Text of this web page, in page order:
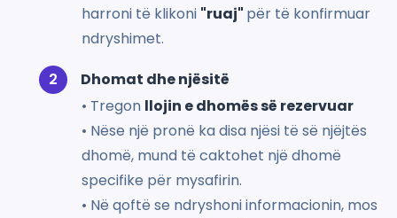
harroni të klikoni "ruaj" për të konfirmuar
ndryshimet.
Dhomat dhe njësitë
• Tregon llojin e dhomës së rezervuar
• Nëse një pronë ka disa njësi të së njëjtës
dhomë, mund të caktohet një dhomë
specifike për mysafirin.
• Në qoftë se ndryshoni informacionin, mos